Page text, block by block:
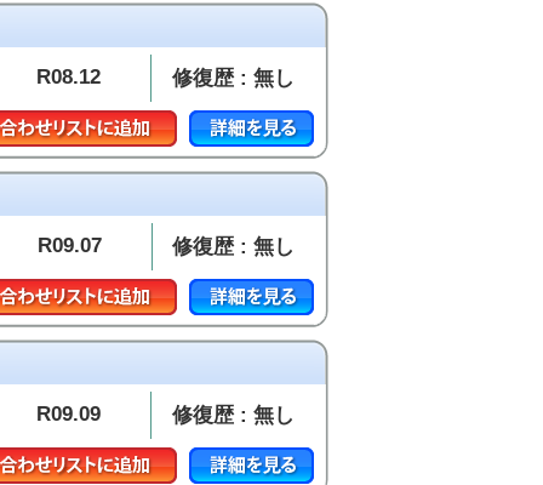
R08.12 修復歴 : 無し
R09.07 修復歴 : 無し
R09.09 修復歴 : 無し